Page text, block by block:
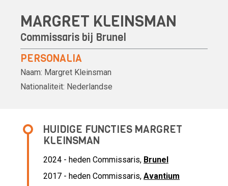
MARGRET KLEINSMAN
Commissaris bij Brunel
PERSONALIA
Naam: Margret Kleinsman
Nationaliteit: Nederlandse
HUIDIGE FUNCTIES MARGRET
KLEINSMAN
2024 - heden Commissaris, Brunel
2017 - heden Commissaris, Avantium